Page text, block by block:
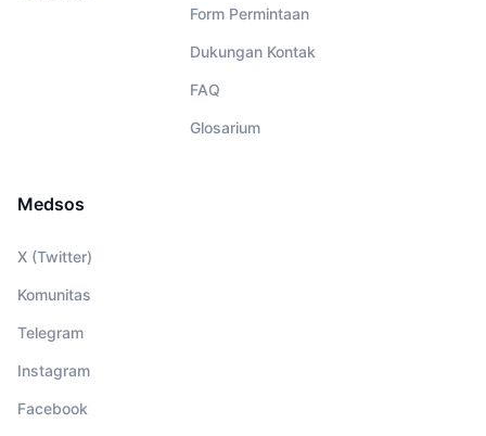
Form Permintaan
Dukungan Kontak
FAQ
Glosarium
Medsos
X (Twitter)
Komunitas
Telegram
Instagram
Facebook